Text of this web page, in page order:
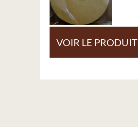
VOIR LE PRODUIT